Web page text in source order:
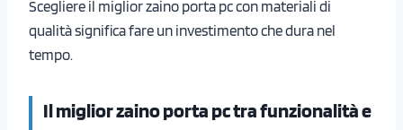
Scegliere il miglior zaino porta pc con materiali di
qualità significa fare un investimento che dura nel
tempo.
Il miglior zaino porta pc tra funzionalità e